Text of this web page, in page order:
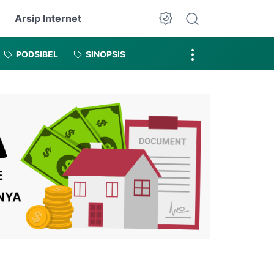
Arsip Internet
Dark Mode
PODSIBEL SINOPSIS